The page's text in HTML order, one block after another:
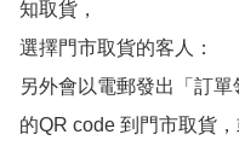
知取貨，
選擇門市取貨的客人：
另外會以電郵發出「訂
的QR code 到門市取貨